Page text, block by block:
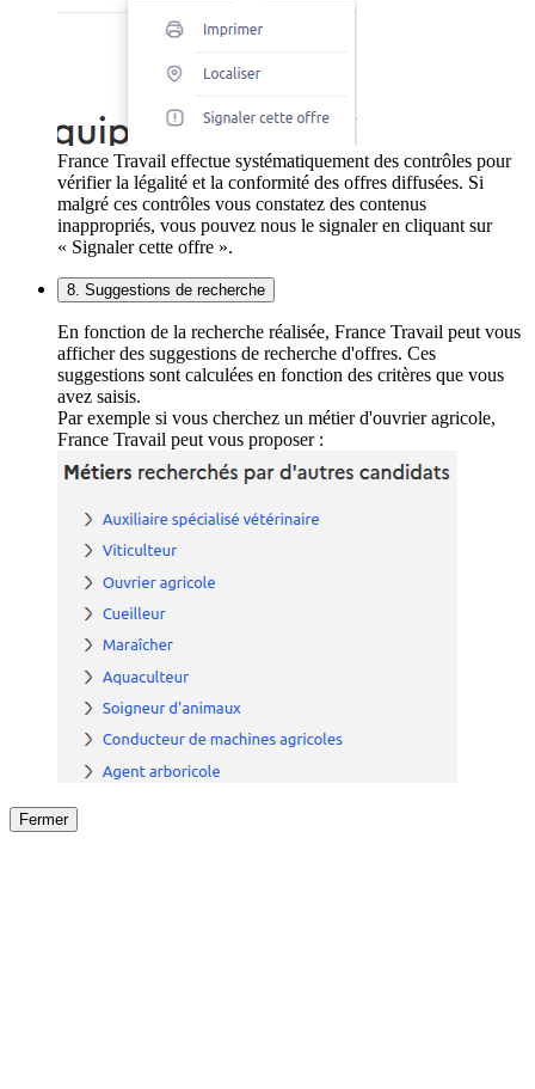
France Travail effectue systématiquement des contrôles pour
vérifier la légalité et la conformité des offres diffusées. Si
malgré ces contrôles vous constatez des contenus
inappropriés, vous pouvez nous le signaler en cliquant sur
« Signaler cette offre ».
8. Suggestions de recherche
En fonction de la recherche réalisée, France Travail peut vous
afficher des suggestions de recherche d'offres. Ces
suggestions sont calculées en fonction des critères que vous
avez saisis.
Par exemple si vous cherchez un métier d'ouvrier agricole,
France Travail peut vous proposer :
Fermer